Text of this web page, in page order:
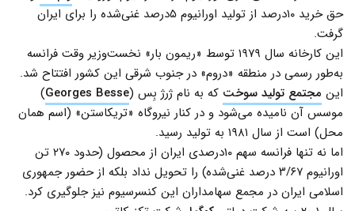
حق خرید ۱۰درصد از تولید اورانیوم ۵درصد غنی‌شده را برای ایران
گرفت.
این کارخانه سال ۱۹۷۹ توسط «ریمون بار» نخست‌وزیر وقت فرانسه
به‌طور رسمی در منطقه «دروم» در جنوب شرقی این کشور افتتاح شد.
این مجتمع تولید سوخت که به نام ژرژ بِس (Georges Besse
)
موسس آن نامیده می‌شود و در کنار نیروگاه «تریکاستن» (اسم همان
محل) است از سال ۱۹۸۱ به تولید رسید.
اما نه تنها فرانسه سهم ۱۰درصدی ایران از محصول (حدود ۲۷۰ تن
اورانیوم ۳/۶۷ درصد غنی‌شده) را تحویل نداد بلکه از حضور جمهوری
اسلامی ایران در مجمع سهامداران این کنسرسیوم نیز جلوگیری کرد.